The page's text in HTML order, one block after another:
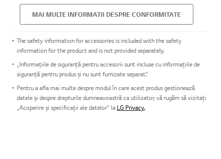
MAI MULTE INFORMATII DESPRE CONFORMITATE
The safety information for accessories is included with the safety
information for the product and is not provided separately.
„Informațiile de siguranță pentru accesorii sunt incluse cu informațiile de
siguranță pentru produs și nu sunt furnizate separat.”
Pentru a afla mai multe despre modul în care acest produs gestionează
datele și despre drepturile dumneavoastră ca utilizator, vă rugăm să vizitați
„Acoperire și specificații ale datelor” la LG Privacy..